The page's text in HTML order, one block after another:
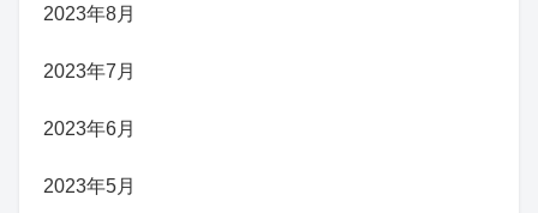
2023年8月
2023年7月
2023年6月
2023年5月